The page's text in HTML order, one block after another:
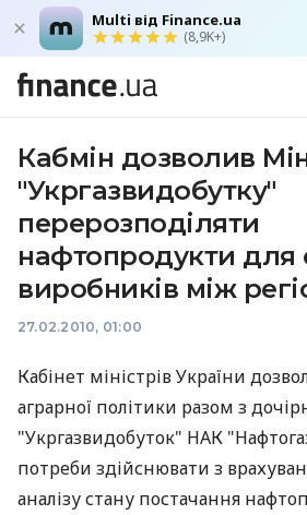
Multi від Finance.ua
(8,9K+)
Кабмін дозволив
"Укргазвидобутку"
перерозподіляти
нафтопродукти для
виробників між
27.02.2010, 01:00
Кабінет міністрів України
аграрної політики разом з
"Укргазвидобуток" НАК
потреби здійснювати з
аналізу стану постачання